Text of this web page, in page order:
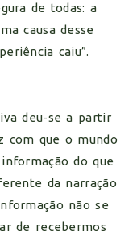
de todas: a
causa desse
caiu”.
deu-se a partir
com que o mundo
do que
da narração
não se
de recebermos